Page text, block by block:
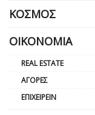
ΚΌΣΜΟΣ
ΟΙΚΟΝΟΜΊΑ
REAL ESTATE
ΑΓΟΡΈΣ
ΕΠΙΧΕΙΡΕΊΝ